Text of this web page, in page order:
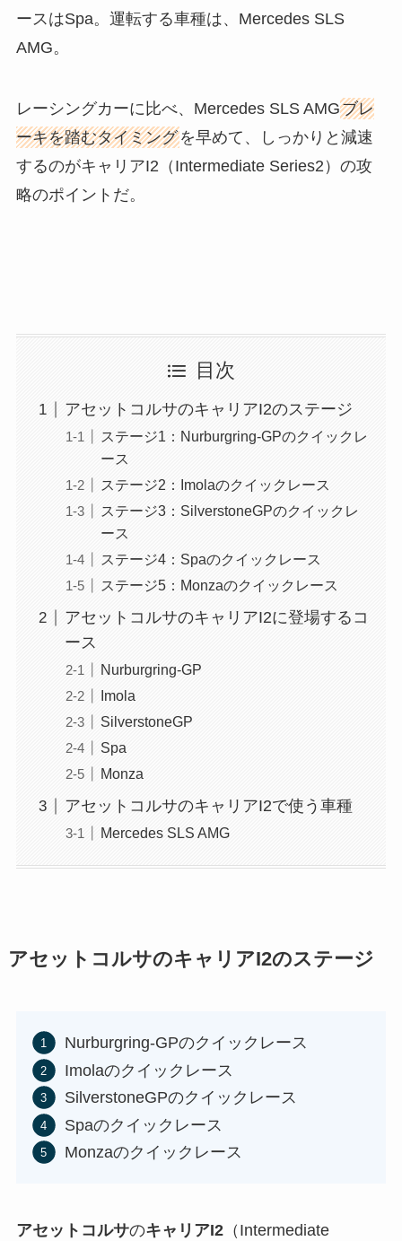
ースはSpa。運転する車種は、Mercedes SLS
AMG。
レーシングカーに比べ、Mercedes SLS AMGブレ
ーキを踏むタイミングを早めて、しっかりと減速
するのがキャリアI2（Intermediate Series2）の攻
略のポイントだ。
目次
アセットコルサのキャリアI2のステージ
ステージ1：Nurburgring-GPのクイックレ
ース
ステージ2：Imolaのクイックレース
ステージ3：SilverstoneGPのクイックレ
ース
ステージ4：Spaのクイックレース
ステージ5：Monzaのクイックレース
アセットコルサのキャリアI2に登場するコ
ース
Nurburgring-GP
Imola
SilverstoneGP
Spa
Monza
アセットコルサのキャリアI2で使う車種
Mercedes SLS AMG
アセットコルサのキャリアI2のステージ
Nurburgring-GPのクイックレース
Imolaのクイックレース
SilverstoneGPのクイックレース
Spaのクイックレース
Monzaのクイックレース
アセットコルサのキャリアI2（Intermediate